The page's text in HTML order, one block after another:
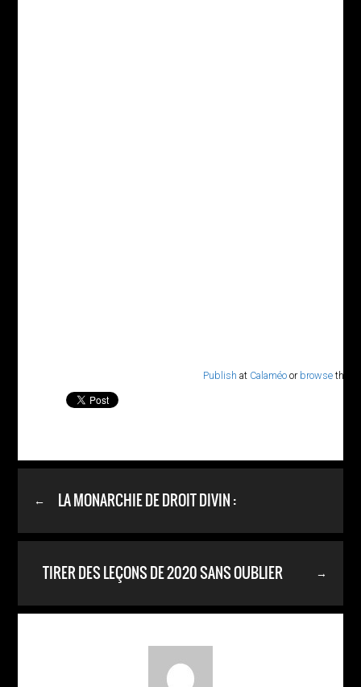
Publish at Calaméo or browse the
← LA MONARCHIE DE DROIT DIVIN :
→
TIRER DES LEÇONS DE 2020 SANS OUBLIER